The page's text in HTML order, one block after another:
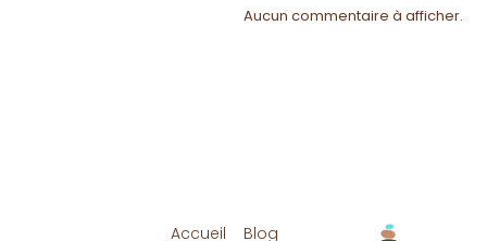
Aucun commentaire à afficher.
Accueil Blog